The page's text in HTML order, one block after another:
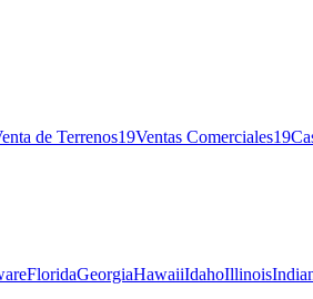
de Terrenos19Ventas Comerciales19
FloridaGeorgiaHawaiiIdahoIllinois